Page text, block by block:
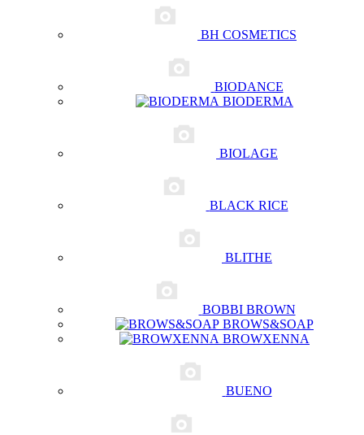
BH COSMETICS
BIODANCE
BIODERMA
BIOLAGE
BLACK RICE
BLITHE
BOBBI BROWN
BROWS&SOAP
BROWXENNA
BUENO